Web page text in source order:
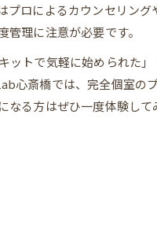
ロによるカウンセリング
理に注意が必要です。
ットで気軽に始められた
心斎橋では、完全個室のプ
る方はぜひ一度体験して